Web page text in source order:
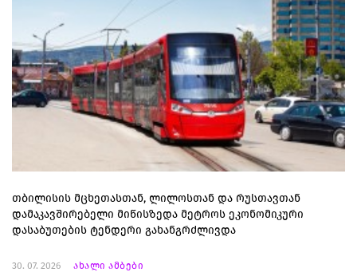
თბილისის მცხეთასთან, ლილოსთან და რუსთავთან
დამაკავშირებელი მიწისზედა მეტროს ეკონომიკური
დასაბუთების ტენდერი გახანგრძლივდა
30. 07. 2026 ახალი ამბები